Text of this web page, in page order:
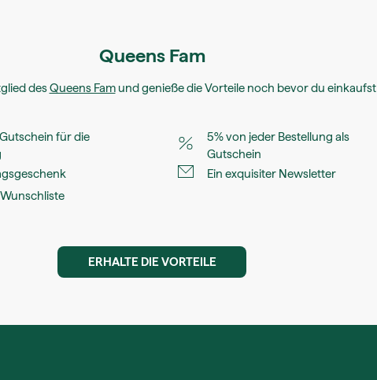
Queens Fam
desQueens Famund genieße die Vorteile noch bevor du einkaufst
für die
5% von jeder Bestellung als
Gutschein
Ein exquisiter Newsletter
ERHALTE DIE VORTEILE